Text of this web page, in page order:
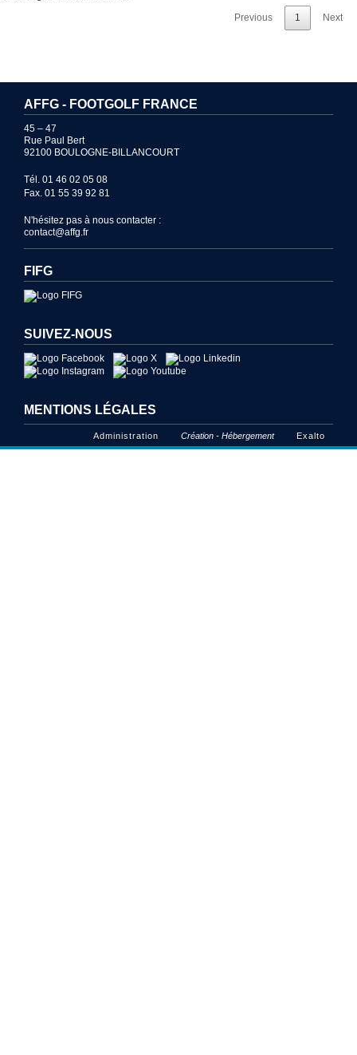
Previous
1 Next
AFFG - FOOTGOLF FRANCE
45 – 47
Rue Paul Bert
92100 BOULOGNE-BILLANCOURT
Tél. 01 46 02 05 08
Fax. 01 55 39 92 81
N'hésitez pas à nous contacter :
contact@affg.fr
FIFG
SUIVEZ-NOUS
MENTIONS LÉGALES
Administration Création - Hébergement Exalto